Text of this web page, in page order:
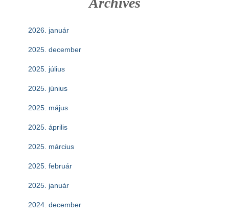
2026. január
2025. december
2025. július
2025. június
2025. május
2025. április
2025. március
2025. február
2025. január
2024. december